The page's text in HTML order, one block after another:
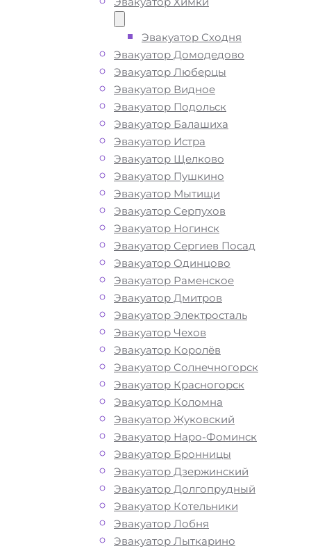
Эвакуатор Сходня
Эвакуатор Домодедово
Эвакуатор Люберцы
Эвакуатор Видное
Эвакуатор Подольск
Эвакуатор Балашиха
Эвакуатор Истра
Эвакуатор Щелково
Эвакуатор Пушкино
Эвакуатор Мытищи
Эвакуатор Серпухов
Эвакуатор Ногинск
Эвакуатор Сергиев Посад
Эвакуатор Одинцово
Эвакуатор Раменское
Эвакуатор Дмитров
Эвакуатор Электросталь
Эвакуатор Чехов
Эвакуатор Королёв
Эвакуатор Солнечногорск
Эвакуатор Красногорск
Эвакуатор Коломна
Эвакуатор Жуковский
Эвакуатор Наро-Фоминск
Эвакуатор Бронницы
Эвакуатор Дзержинский
Эвакуатор Долгопрудный
Эвакуатор Котельники
Эвакуатор Лобня
Эвакуатор Лыткарино